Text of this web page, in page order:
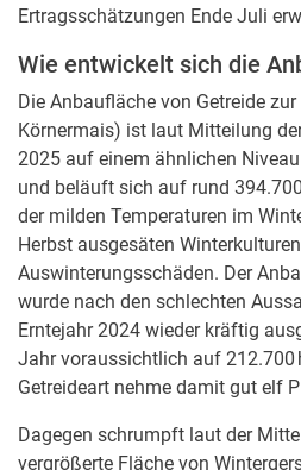
Ertragsschätzungen Ende Juli
Wie entwickelt sich die
Die Anbaufläche von Getreide
Körnermais) ist laut Mitteilung
2025 auf einem ähnlichen
und beläuft sich auf rund
der milden Temperaturen im
Herbst ausgesäten
Auswinterungsschäden. Der
wurde nach den schlechten
Erntejahr 2024 wieder kräftig
Jahr voraussichtlich auf 212.700
Getreideart nehme damit gut elf
Dagegen schrumpft laut der
vergrößerte Fläche von